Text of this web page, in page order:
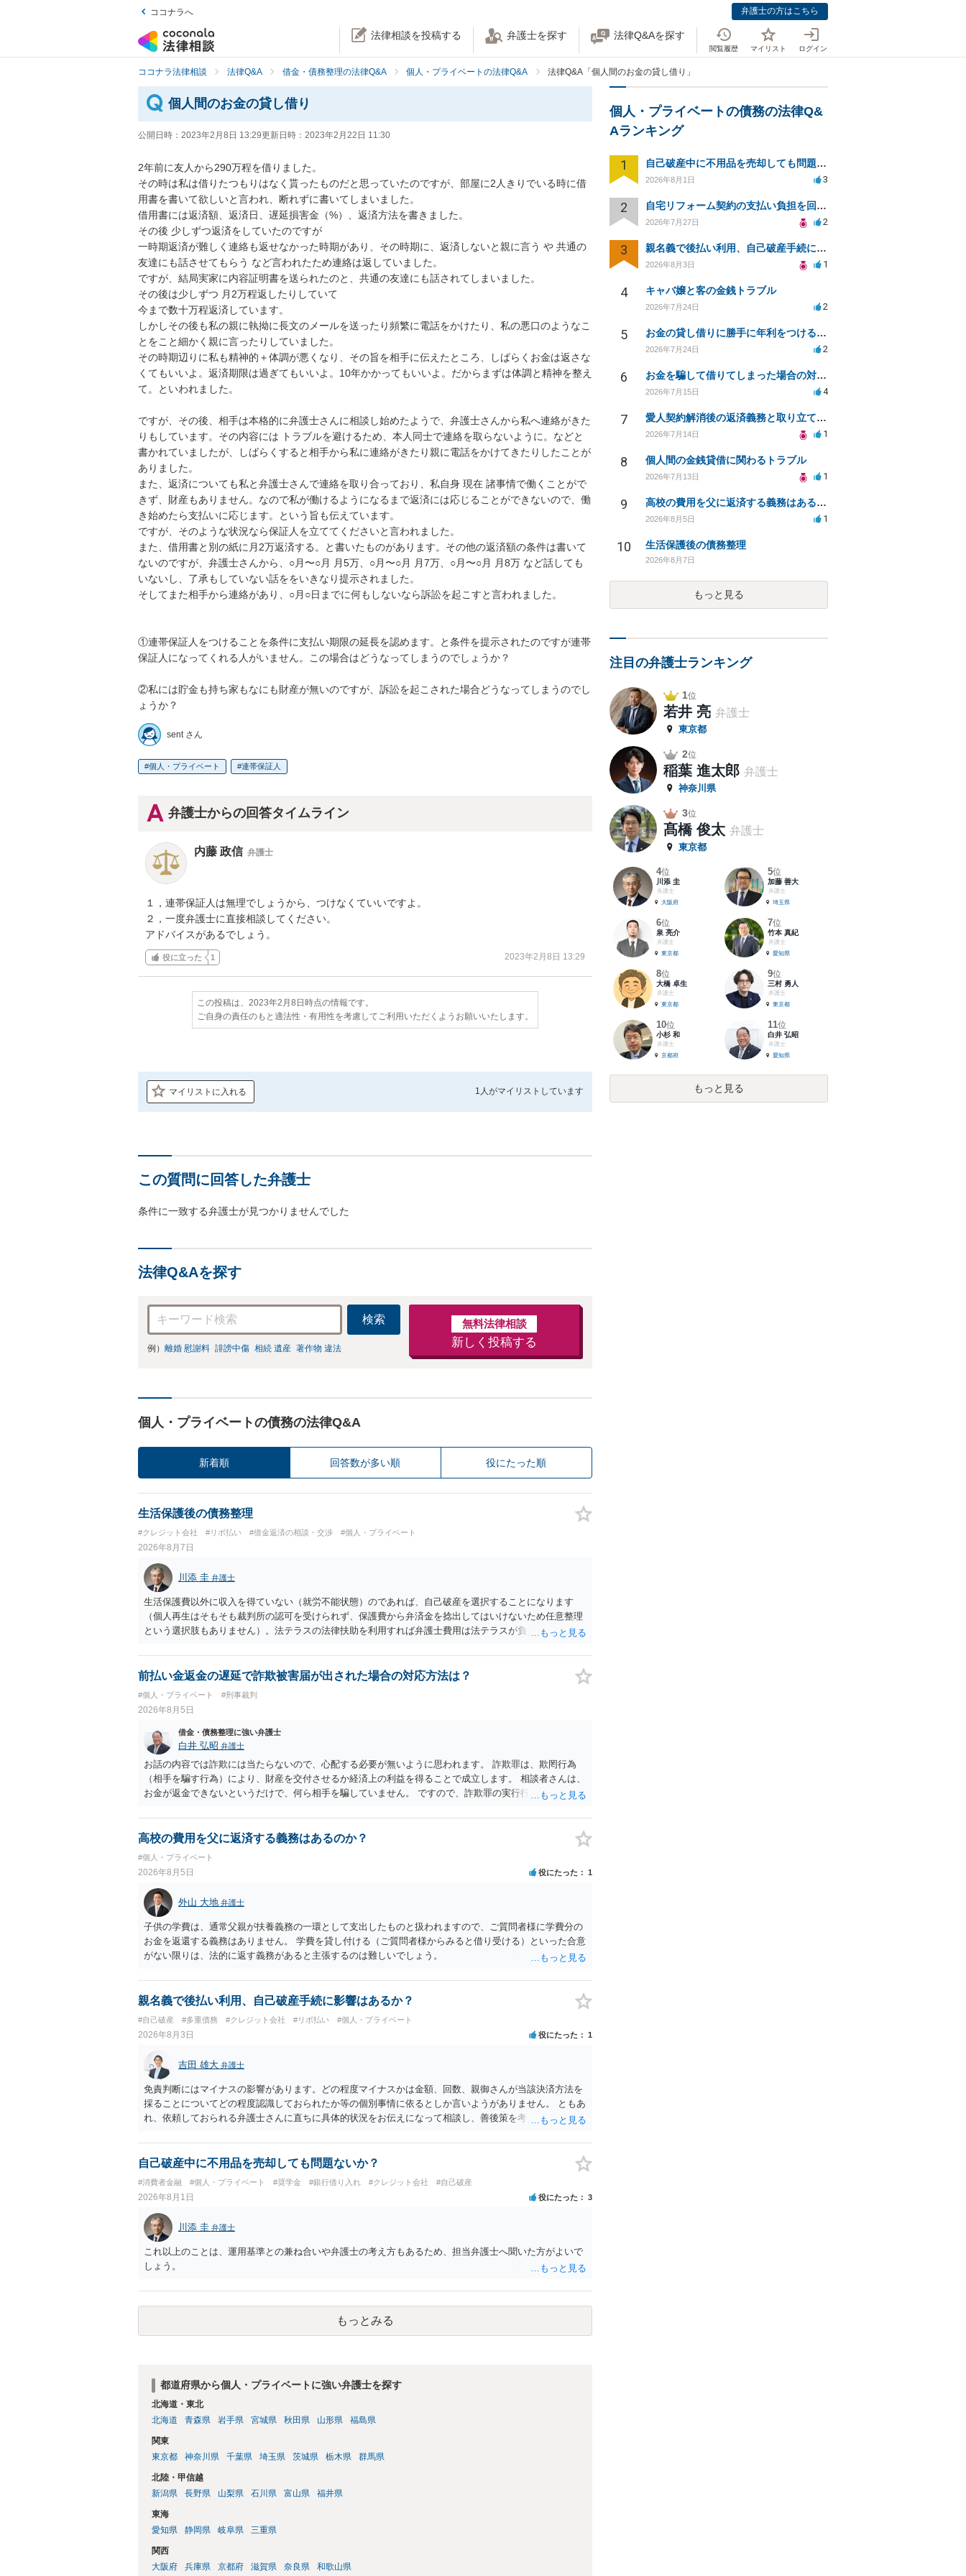
ココナラへ 弁護士の方はこちら
法律相談を投稿する 弁護士を探す 法律Q&Aを探す
閲覧履歴 マイリスト ログイン
ココナラ法律相談 法律Q&A 借金・債務整理の法律Q&A 個人・プライベートの法律Q&A 法律Q&A「個人間のお金の貸し借り」
個人間のお金の貸し借り
公開日時： 2023年2月8日 13:29更新日時： 2023年2月22日 11:30
2年前に友人から290万程を借りました。
その時は私は借りたつもりはなく貰ったものだと思っていたのですが、部屋に2人きりでいる時に借
用書を書いて欲しいと言われ、断れずに書いてしまいました。
借用書には返済額、返済日、遅延損害金（%）、返済方法を書きました。
その後 少しずつ返済をしていたのですが
一時期返済が難しく連絡も返せなかった時期があり、その時期に、返済しないと親に言う や 共通の
友達にも話させてもらう など言われたため連絡は返していました。
ですが、結局実家に内容証明書を送られたのと、共通の友達にも話されてしまいました。
その後は少しずつ 月2万程返したりしていて
今まで数十万程返済しています。
しかしその後も私の親に執拗に長文のメールを送ったり頻繁に電話をかけたり、私の悪口のようなこ
とをこと細かく親に言ったりしていました。
その時期辺りに私も精神的＋体調が悪くなり、その旨を相手に伝えたところ、しばらくお金は返さな
くてもいいよ。返済期限は過ぎてもいいよ。10年かかってもいいよ。だからまずは体調と精神を整え
て。といわれました。
ですが、その後、相手は本格的に弁護士さんに相談し始めたようで、弁護士さんから私へ連絡がきた
りもしています。その内容には トラブルを避けるため、本人同士で連絡を取らないように。などと
書かれていましたが、しばらくすると相手から私に連絡がきたり親に電話をかけてきたりしたことが
ありました。
また、返済についても私と弁護士さんで連絡を取り合っており、私自身 現在 諸事情で働くことがで
きず、財産もありません。なので私が働けるようになるまで返済には応じることができないので、働
き始めたら支払いに応じます。という旨も伝えています。
ですが、そのような状況なら保証人を立ててくださいと言われました。
また、借用書と別の紙に月2万返済する。と書いたものがあります。その他の返済額の条件は書いて
ないのですが、弁護士さんから、○月〜○月 月5万、○月〜○月 月7万、○月〜○月 月8万 など話しても
いないし、了承もしていない話ををいきなり提示されました。
そしてまた相手から連絡があり、○月○日までに何もしないなら訴訟を起こすと言われました。
①連帯保証人をつけることを条件に支払い期限の延長を認めます。と条件を提示されたのですが連帯
保証人になってくれる人がいません。この場合はどうなってしまうのでしょうか？
②私には貯金も持ち家もなにも財産が無いのですが、訴訟を起こされた場合どうなってしまうのでし
ょうか？
sent さん
個人・プライベート 連帯保証人
弁護士からの回答タイムライン
内藤 政信 弁護士
１，連帯保証人は無理でしょうから、つけなくていいですよ。
２，一度弁護士に直接相談してください。
アドバイスがあるでしょう。
役に立った 1 2023年2月8日 13:29
この投稿は、2023年2月8日時点の情報です。
ご自身の責任のもと適法性・有用性を考慮してご利用いただくようお願いいたします。
マイリストに入れる 1人がマイリストしています
この質問に回答した弁護士
条件に一致する弁護士が見つかりませんでした
法律Q&Aを探す
検索
例） 離婚 慰謝料 誹謗中傷 相続 遺産 著作物 違法
無料法律相談
新しく投稿する
個人・プライベートの債務の法律Q&A
新着順 回答数が多い順 役にたった順
生活保護後の債務整理
#クレジット会社 #リボ払い #借金返済の相談・交渉 #個人・プライベート
2026年8月7日
川添 圭 弁護士
生活保護費以外に収入を得ていない（就労不能状態）のであれば、自己破産を選択することになります
（個人再生はそもそも裁判所の認可を受けられず、保護費から弁済金を捻出してはいけないため任意整理
という選択肢もありません）。法テラスの法律扶助を利用すれば弁護士費用は法テラスが負担し、裁判所
前払い金返金の遅延で詐欺被害届が出された場合の対応方法は？
#個人・プライベート #刑事裁判
2026年8月5日
借金・債務整理に強い弁護士
白井 弘昭 弁護士
お話の内容では詐欺には当たらないので、心配する必要が無いように思われます。 詐欺罪は、欺罔行為
（相手を騙す行為）により、財産を交付させるか経済上の利益を得ることで成立します。 相談者さんは、
お金が返金できないというだけで、何ら相手を騙していません。 ですので、詐欺罪の実行行為性が無く罪
を述べた場合は、捜査はあるかもしれません。 ただし、捜査において、真実を説明すれば、「ちゃんと返
しなさいよ」程度の注意で済むことだと思われます。 また、返せるお金が無いのであれば、返せないのは
高校の費用を父に返済する義務はあるのか？
#個人・プライベート
2026年8月5日 役にたった 1
外山 大地 弁護士
子供の学費は、通常父親が扶養義務の一環として支出したものと扱われますので、ご質問者様に学費分の
お金を返還する義務はありません。 学費を貸し付ける（ご質問者様からみると借り受ける）といった合意
がない限りは、法的に返す義務があると主張するのは難しいでしょう。
親名義で後払い利用、自己破産手続に影響はあるか？
#自己破産 #多重債務 #クレジット会社 #リボ払い #個人・プライベート
2026年8月3日 役にたった 1
吉田 雄大 弁護士
免責判断にはマイナスの影響があります。どの程度マイナスかは金額、回数、親御さんが当該決済方法を
採ることについてどの程度認識しておられたか等の個別事情に依るとしか言いようがありません。 ともあ
れ、依頼しておられる弁護士さんに直ちに具体的状況をお伝えになって相談し、善後策を考えることをお
自己破産中に不用品を売却しても問題ないか？
#消費者金融 #個人・プライベート #奨学金 #銀行借り入れ #クレジット会社 #自己破産
2026年8月1日 役にたった 3
川添 圭 弁護士
これ以上のことは、運用基準との兼ね合いや弁護士の考え方もあるため、担当弁護士へ聞いた方がよいで
しょう。
もっとみる
都道府県から個人・プライベートに強い弁護士を探す
北海道・東北
北海道
青森県 岩手県 宮城県 秋田県 山形県 福島県
関東
東京都
神奈川県 千葉県 埼玉県 茨城県 栃木県 群馬県
北陸・甲信越
新潟県
長野県 山梨県 石川県 富山県 福井県
東海
愛知県
静岡県 岐阜県 三重県
関西
大阪府
兵庫県 京都府 滋賀県 奈良県 和歌山県
個人・プライベートの債務の法律Q&
Aランキング
1 自己破産中に不用品を売却しても問題ないか？
2026年8月1日 3
2 自宅リフォーム契約の支払い負担を回避する方法は？
2026年7月27日 2
3 親名義で後払い利用、自己破産手続に影響はあるか？
2026年8月3日 1
4 キャバ嬢と客の金銭トラブル
2026年7月24日 2
5 お金の貸し借りに勝手に年利をつけるのはどうなのか
2026年7月24日 2
6 お金を騙して借りてしまった場合の対処法と今後の対応策
2026年7月15日 4
7 愛人契約解消後の返済義務と取り立て行為の合法性は？
2026年7月14日 1
8 個人間の金銭貸借に関わるトラブル
2026年7月13日 1
9 高校の費用を父に返済する義務はあるのか？
2026年8月5日 1
10 生活保護後の債務整理
2026年8月7日
もっと見る
注目の弁護士ランキング
1位
若井 亮 弁護士
東京都
2位
稲葉 進太郎 弁護士
神奈川県
3位
髙橋 俊太 弁護士
東京都
4位
川添 圭
弁護士
大阪府
5位
加藤 善大
弁護士
埼玉県
6位
泉 亮介
弁護士
東京都
7位
竹本 真紀
弁護士
愛知県
8位
大橋 卓生
弁護士
東京都
9位
三村 勇人
弁護士
東京都
10位
小杉 和
弁護士
京都府
11位
白井 弘昭
弁護士
愛知県
もっと見る